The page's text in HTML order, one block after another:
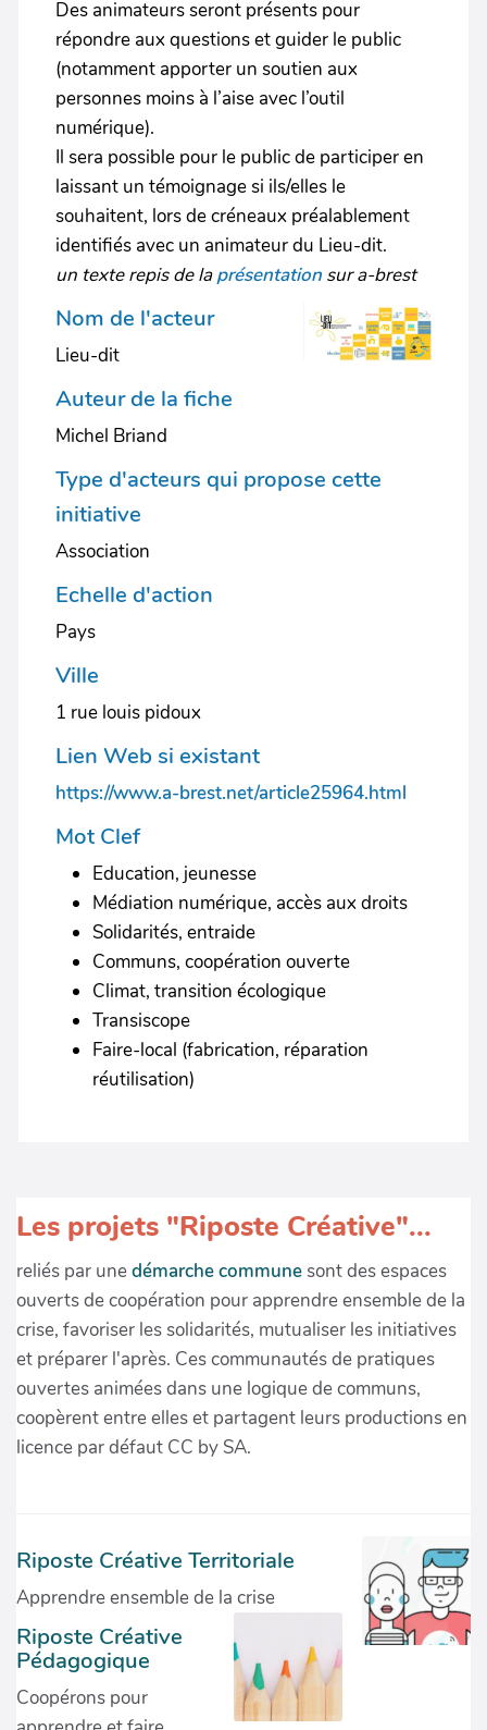
Des animateurs seront présents pour
répondre aux questions et guider le public
(notamment apporter un soutien aux
personnes moins à l’aise avec l’outil
numérique).
Il sera possible pour le public de participer en
laissant un témoignage si ils/elles le
souhaitent, lors de créneaux préalablement
identifiés avec un animateur du Lieu-dit.
un texte repis de laprésentation sur a-brest
Nom de l'acteur
Lieu-dit
Auteur de la fiche
Michel Briand
Type d'acteurs qui propose cette
initiative
Association
Echelle d'action
Pays
Ville
1 rue louis pidoux
Lien Web si existant
https://www.a-brest.net/article25964.html
Mot Clef
Education, jeunesse
Médiation numérique, accès aux droits
Solidarités, entraide
Communs, coopération ouverte
Climat, transition écologique
Transiscope
Faire-local (fabrication, réparation
réutilisation)